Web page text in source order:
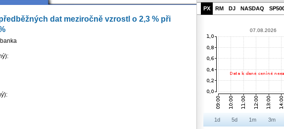
dat meziročně vzrostl o 2,3 % při
PX RM DJ NASDAQ
07.08.2026
1d 5d 1m 3m